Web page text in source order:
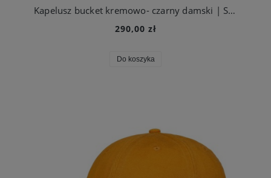
Kapelusz bucket kremowo- czarny damski | Seeberger
290,00 zł
Do koszyka